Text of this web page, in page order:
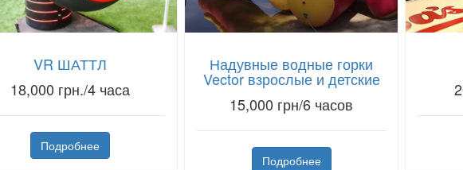
VR ШАТТЛ
18,000 грн./4 часа
Подробнее
Надувные водные горки
Vector взрослые и детские
15,000 грн/6 часов
Подробнее